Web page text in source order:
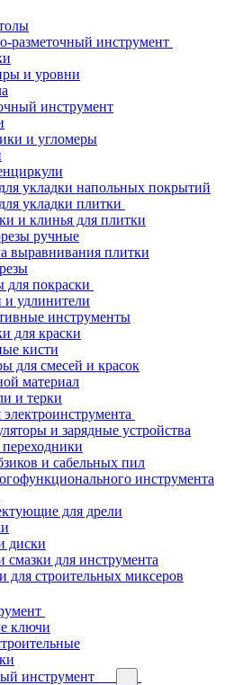
разметочный инструмент
и уровни
инструмент
и угломеры
укладки напольных покрытий
укладки плитки
и клинья для плитки
ручные
выравнивания плитки
покраски
и удлинители
инструменты
для краски
кисти
для смесей и красок
материал
и терки
и зарядные устройства
и сабельных пил
инструмента
для дрели
диски
смазки для инструмента
для строительных миксеров
ключи
инструмент